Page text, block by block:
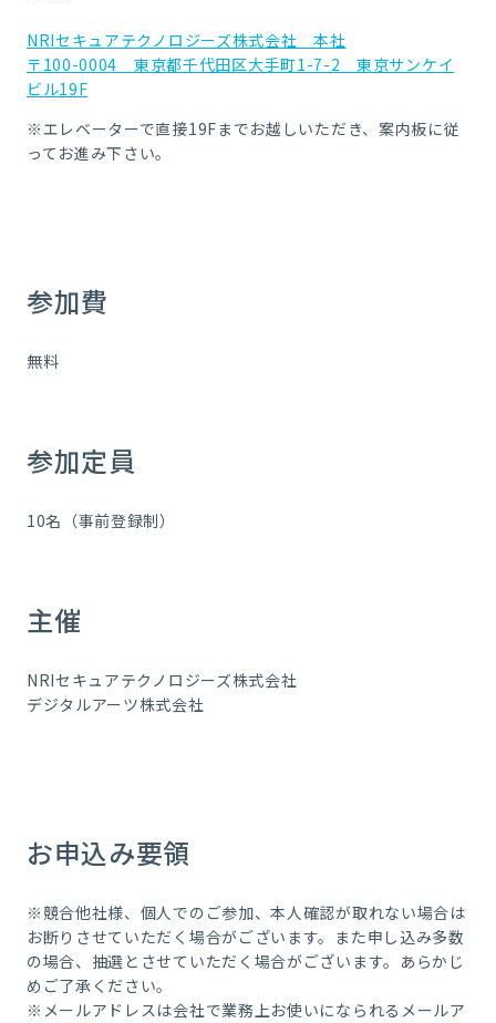
NRIセキュアテクノロジーズ株式会社 本社
〒100-0004 東京都千代田区大手町1-7-2 東京サンケイ
ビル19F
※エレベーターで直接19Fまでお越しいただき、案内板に従
ってお進み下さい。
参加費
無料
参加定員
10名（事前登録制）
主催
NRIセキュアテクノロジーズ株式会社
デジタルアーツ株式会社
お申込み要領
※競合他社様、個人でのご参加、本人確認が取れない場合は
お断りさせていただく場合がございます。また申し込み多数
の場合、抽選とさせていただく場合がございます。あらかじ
めご了承ください。
※メールアドレスは会社で業務上お使いになられるメールア